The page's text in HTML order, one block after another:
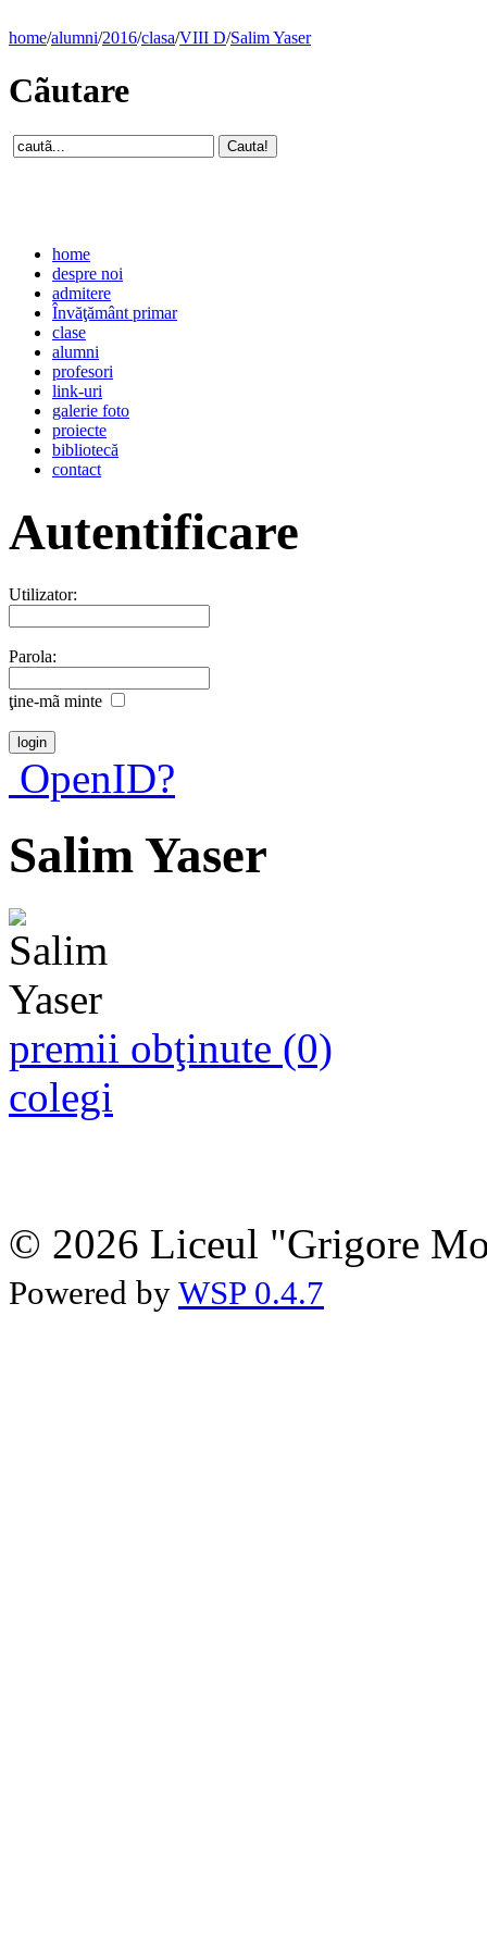
home/alumni/2016/clasa/VIII D/Salim Yaser
Cãutare
home
despre noi
admitere
Învăţământ primar
clase
alumni
profesori
link-uri
galerie foto
proiecte
bibliotecă
contact
Autentificare
Utilizator:
Parola:
ţine-mã minte
OpenID?
Salim Yaser
premii obţinute (0)
colegi
© 2026 Liceul "Grigore
Powered by WSP 0.4.7